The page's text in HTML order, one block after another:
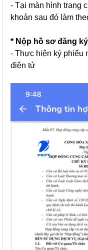
- Tại màn hình trang
khoản sau đó làm
* Nộp hồ sơ đăng
- Thực hiện ký phiếu
điện tử